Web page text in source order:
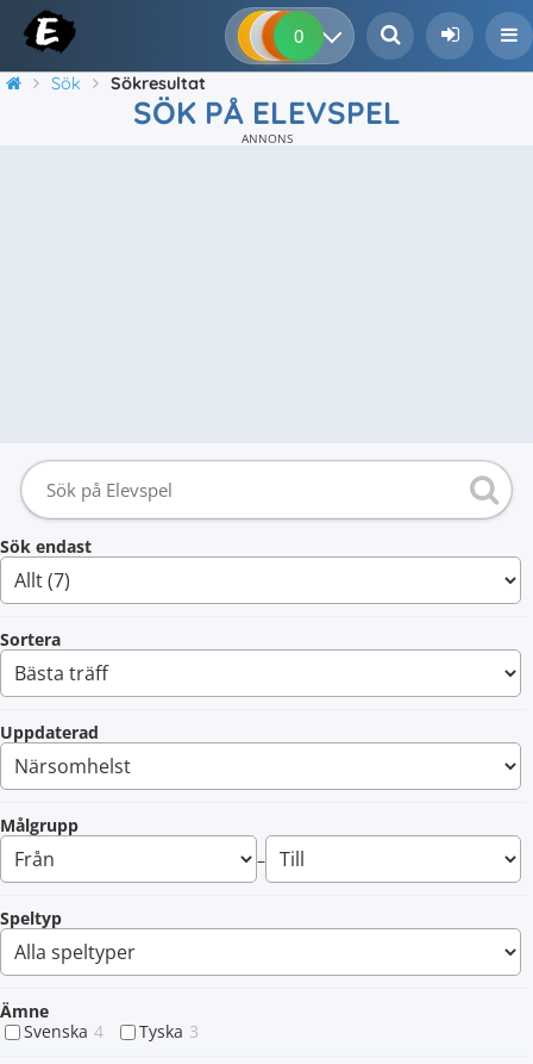
0 0 0
Sök Sökresultat
SÖK PÅ ELEVSPEL
ANNONS
Sök endast
Sortera
Uppdaterad
Målgrupp
–
Speltyp
Ämne
Svenska 4 Tyska 3